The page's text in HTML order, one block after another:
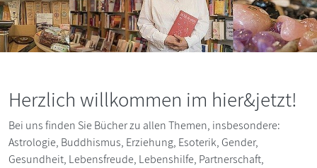
Herzlich willkommen im hier&jetzt!
Bei uns finden Sie Bücher zu allen Themen, insbesondere:
Astrologie, Buddhismus, Erziehung, Esoterik, Gender,
Gesundheit, Lebensfreude, Lebenshilfe, Partnerschaft,